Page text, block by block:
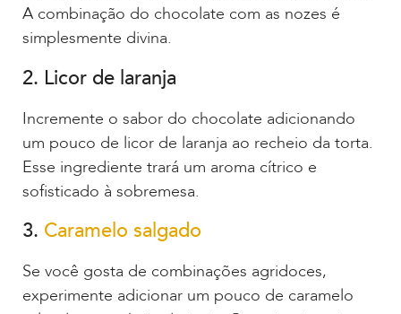
A combinação do chocolate com as nozes é
simplesmente divina.
2. Licor de laranja
Incremente o sabor do chocolate adicionando
um pouco de licor de laranja ao recheio da torta.
Esse ingrediente trará um aroma cítrico e
sofisticado à sobremesa.
3. Caramelo salgado
Se você gosta de combinações agridoces,
experimente adicionar um pouco de caramelo